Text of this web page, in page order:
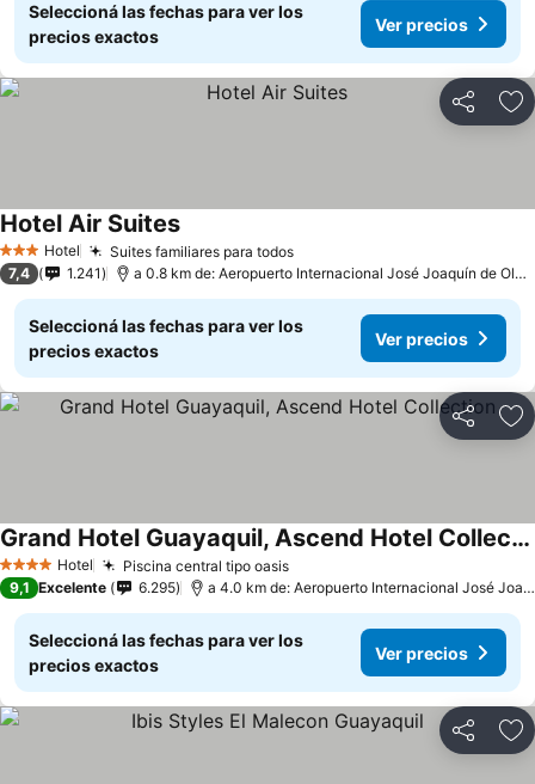
Seleccioná las fechas para ver los
precios exactos
Ver precios
Compartir
3 Estrellas
Hotel Suites familiares para todos
Hotel Air Suites
7,4 1.241 a 0.8 km de: Aeropuerto Internacional José Joaquín de Olmedo
Seleccioná las fechas para ver los
precios exactos
Ver precios
Compartir
4 EstrellasHotel Piscina central tipo oasis
Grand Hotel Guayaquil, Ascend Hotel Collection
9,1 Excelente 6.295 a 4.0 km de: Aeropuerto Internacional José Joaquín de Olmedo
Seleccioná las fechas para ver los
precios exactos
Ver precios
Compartir